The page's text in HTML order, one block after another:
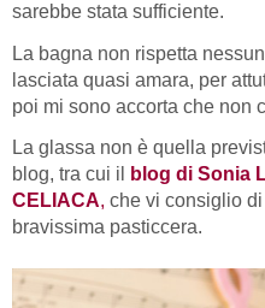
sarebbe stata sufficiente.
La bagna non rispetta
lasciata quasi amara, per
poi mi sono accorta che non
La glassa non è quella
blog, tra cui il
blog di Sonia
CELIACA, che vi consiglio
bravissima pasticcera.